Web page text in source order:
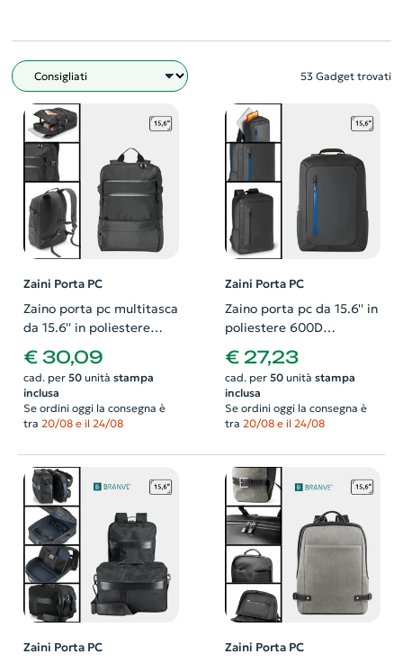
Filtro 53 Gadget trovati
Zaini Porta PC
Zaino porta pc multitasca
da 15.6'' in poliestere
jacquard con schienale e
spallacci imbottiti
€ 30,09
cad. per 50unità stampa
inclusa
Se ordini oggi la consegna è
tra 20/08 e il 24/08
Zaini Porta PC
Zaino porta pc da 15.6'' in
poliestere 600D
impermeabile con
schienale e spallacci
imbottiti
€ 27,23
cad. per 50unità stampa
inclusa
Se ordini oggi la consegna è
tra 20/08 e il 24/08
Zaini Porta PC Zaini Porta PC